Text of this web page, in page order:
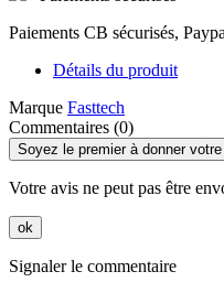
Paiements CB sécurisés,
Détails du produit
Marque Fasttech
Commentaires (0)
Soyez le premier à donner
Votre avis ne peut pas être
ok
Signaler le commentaire